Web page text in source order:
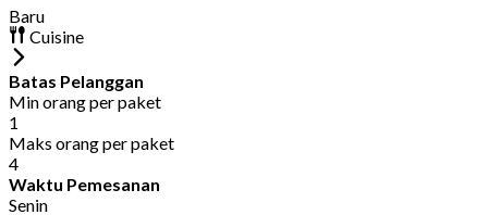
Baru
Cuisine
Batas Pelanggan
Min orang per paket
1
Maks orang per paket
4
Waktu Pemesanan
Senin